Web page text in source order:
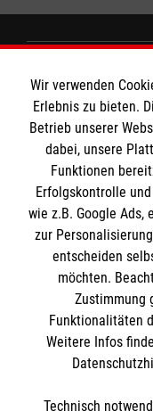
Wir Malteser
Angebote und
Unsere Kurse
Mitarbeiten
Wir Malteser
Downloads
Impressum
Datenschutz
Malteser
Malteserorden
Malteser Jugend
Soziale
Wir verwenden
Erlebnis zu bieten.
Betrieb unserer
dabei, unsere
Funktionen
Erfolgskontrolle
wie z.B. Google Ads,
zur
entscheiden
möchten.
Zustimmung
Funktionalitäten
Weitere Infos
Technisch